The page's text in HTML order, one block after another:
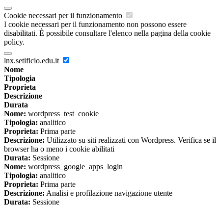
Cookie necessari per il funzionamento
I cookie necessari per il funzionamento non possono essere
disabilitati. È possibile consultare l'elenco nella pagina della cookie
policy.
lnx.setificio.edu.it
Nome
Tipologia
Proprieta
Descrizione
Durata
Nome: wordpress_test_cookie
Tipologia: analitico
Proprieta: Prima parte
Descrizione: Utilizzato su siti realizzati con Wordpress. Verifica se il
browser ha o meno i cookie abilitati
Durata: Sessione
Nome: wordpress_google_apps_login
Tipologia: analitico
Proprieta: Prima parte
Descrizione: Analisi e profilazione navigazione utente
Durata: Sessione